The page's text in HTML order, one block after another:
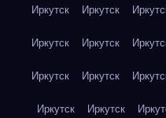
Иркутск Иркутск
Иркутск Иркутск
Иркутск Иркутск
Иркутск Иркутск